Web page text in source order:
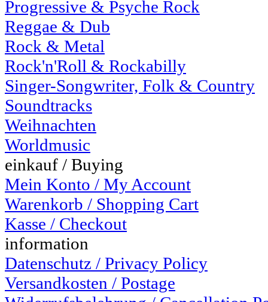
Progressive & Psyche Rock
Reggae & Dub
Rock & Metal
Rock'n'Roll & Rockabilly
Singer-Songwriter, Folk & Country
Soundtracks
Weihnachten
Worldmusic
einkauf / Buying
Mein Konto / My Account
Warenkorb / Shopping Cart
Kasse / Checkout
information
Datenschutz / Privacy Policy
Versandkosten / Postage